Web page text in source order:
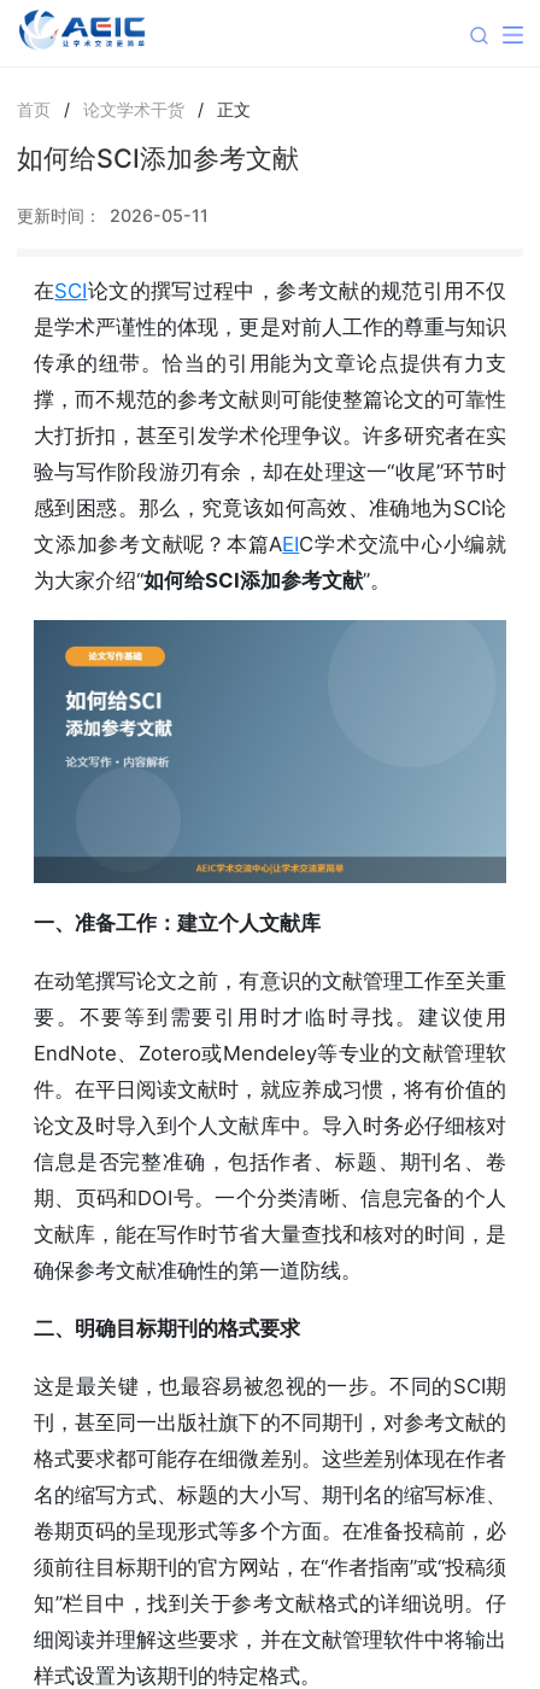
首页 / 论文学术干货 / 正文
如何给SCI添加参考文献
更新时间： 2026-05-11
在SCI论文的撰写过程中，参考文献的规范引用不仅
是学术严谨性的体现，更是对前人工作的尊重与知识
传承的纽带。恰当的引用能为文章论点提供有力支
撑，而不规范的参考文献则可能使整篇论文的可靠性
大打折扣，甚至引发学术伦理争议。许多研究者在实
验与写作阶段游刃有余，却在处理这一“收尾”环节时
感到困惑。那么，究竟该如何高效、准确地为SCI论
文添加参考文献呢？本篇AEIC学术交流中心小编就
为大家介绍“如何给SCI添加参考文献”。
一、准备工作：建立个人文献库
在动笔撰写论文之前，有意识的文献管理工作至关重
要。不要等到需要引用时才临时寻找。建议使用
EndNote、Zotero或Mendeley等专业的文献管理软
件。在平日阅读文献时，就应养成习惯，将有价值的
论文及时导入到个人文献库中。导入时务必仔细核对
信息是否完整准确，包括作者、标题、期刊名、卷
期、页码和DOI号。一个分类清晰、信息完备的个人
文献库，能在写作时节省大量查找和核对的时间，是
确保参考文献准确性的第一道防线。
二、明确目标期刊的格式要求
这是最关键，也最容易被忽视的一步。不同的SCI期
刊，甚至同一出版社旗下的不同期刊，对参考文献的
格式要求都可能存在细微差别。这些差别体现在作者
名的缩写方式、标题的大小写、期刊名的缩写标准、
卷期页码的呈现形式等多个方面。在准备投稿前，必
须前往目标期刊的官方网站，在“作者指南”或“投稿须
知”栏目中，找到关于参考文献格式的详细说明。仔
细阅读并理解这些要求，并在文献管理软件中将输出
样式设置为该期刊的特定格式。